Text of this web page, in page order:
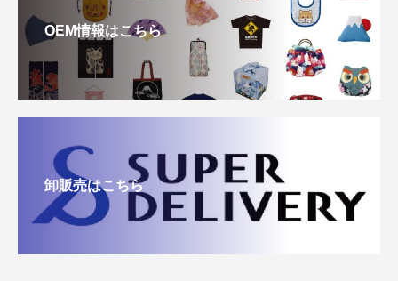
OEM情報はこちら
卸販売はこちら